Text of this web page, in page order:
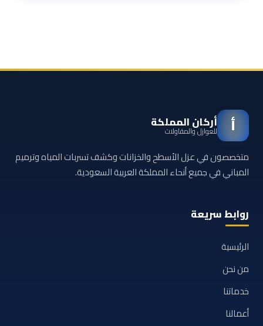
أ أركان المملكة
للعوازل والمقاولات
متخصصون في عزل الأسطح والخزانات وكشف تسربات المياه وترميم
المباني في جميع أنحاء المملكة العربية السعودية.
روابط سريعة
الرئيسية
من نحن
خدماتنا
أعمالنا